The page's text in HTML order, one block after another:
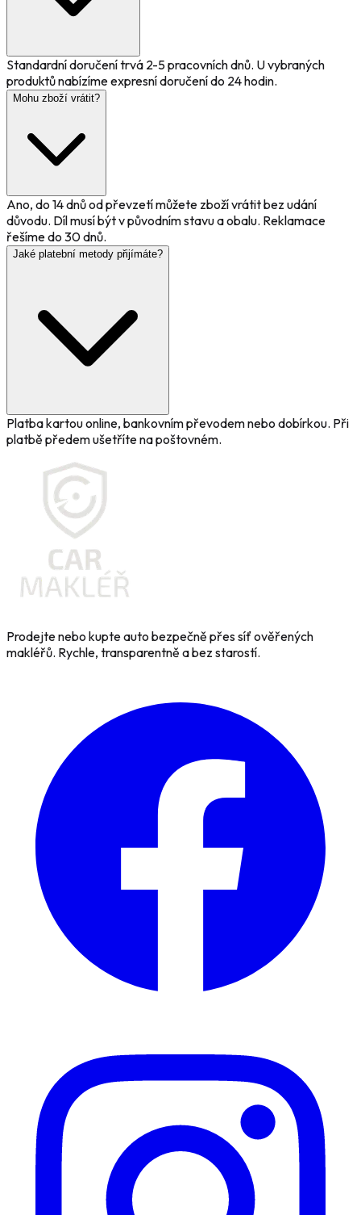
Standardní doručení trvá 2-5 pracovních dnů. U vybraných
produktů nabízíme expresní doručení do 24 hodin.
Mohu zboží vrátit?
Ano, do 14 dnů od převzetí můžete zboží vrátit bez udání
důvodu. Díl musí být v původním stavu a obalu. Reklamace
řešíme do 30 dnů.
Jaké platební metody přijímáte?
Platba kartou online, bankovním převodem nebo dobírkou. Při
platbě předem ušetříte na poštovném.
Prodejte nebo kupte auto bezpečně přes síť ověřených
makléřů. Rychle, transparentně a bez starostí.